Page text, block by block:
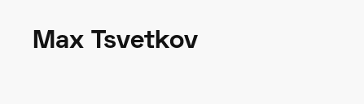
Max Tsvetkov